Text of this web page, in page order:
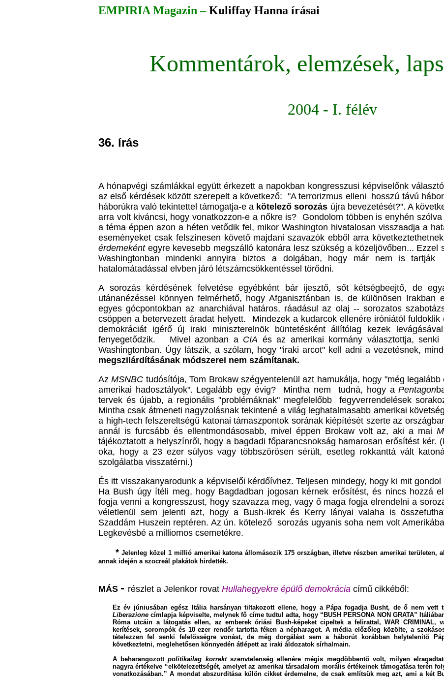
EMPIRIA Magazin –Kuliffay Hanna írásai
Kommentárok, elemzések,
2004 - I. félév
36. írás
A hónapvégi számlákkal együtt érkezett a napokban kongresszusi képviselőnk
az első kérdések között szerepelt a következő: "A terrorizmus elleni hosszú távú
háborúkra való tekintettel támogatja-e a kötelező sorozás újra bevezetését?". A
arra volt kiváncsi, hogy vonatkozzon-e a nőkre is? Gondolom többen is enyhén
a téma éppen azon a héten vetődik fel, mikor Washington hivatalosan visszaadja a
eseményeket csak felszínesen követő majdani szavazók ebből arra
érdemekéntegyre kevesebb megszálló katonára lesz szükség a közeljövőben... Ezzel
Washingtonban mindenki annyira biztos a dolgában, hogy már nem is
hatalomátadással elvben járó létszámcsökkentéssel törődni.
A sorozás kérdésének felvetése egyébként bár ijesztő, sőt kétségbeejtő, de
utánanézéssel könnyen felmérhető, hogy Afganisztánban is, de különösen Irakban
egyes gócpontokban az anarchiával határos, ráadásul az olaj -- sorozatos
csöppen a betervezett áradat helyett. Mindezek a kudarcok ellenére iróniától
demokráciát igérő új iraki miniszterelnök büntetésként állítólag kezek
fenyegetődzik. Mivel azonban a CIA és az amerikai kormány választottja,
Washingtonban. Úgy látszik, a szólam, hogy "iraki arcot" kell adni a vezetésnek,
megszilárdításának módszerei nem számítanak.
AzMSNBC tudósítója, Tom Brokaw szégyentelenül azt hamukálja, hogy "még
amerikai hadosztályok". Legalább egy évig? Mintha nem tudná, hogy aPentagon
tervek és újabb, a regionális "problémáknak" megfelelőbb fegyverrendelések
Mintha csak átmeneti nagyzolásnak tekintené a világ leghatalmasabb amerikai
a high-tech felszereltségű katonai támaszpontok sorának kiépítését szerte az
annál is furcsább és ellentmondásosabb, mivel éppen Brokaw volt az, aki a mai
tájékoztatott a helyszínről, hogy a bagdadi főparancsnokság hamarosan erősítést kér.
oka, hogy a 23 ezer súlyos vagy többszörösen sérült, esetleg rokkanttá vált
szolgálatba visszatérni.)
És itt visszakanyarodunk a képviselői kérdőívhez. Teljesen mindegy, hogy ki mit
Ha Bush úgy ítéli meg, hogy Bagdadban jogosan kérnek erősítést, és nincs hozzá
fogja venni a kongresszust, hogy szavazza meg, vagy ő maga fogja elrendelni a
véletlenül sem jelenti azt, hogy a Bush-ikrek és Kerry lányai valaha is
Szaddám Huszein reptéren. Az ún. kötelező sorozás ugyanis soha nem volt
Legkevésbé a milliomos csemetékre.
*Jelenleg közel 1 millió amerikai katona állomásozik 175 országban, illetve részben amerikai területen,
annak idején a szocreál plakátok hirdették.
MÁS - részlet a Jelenkor rovat Hullahegyekre épülő demokrácia című cikkéből:
Ez év júniusában egész Itália harsányan tiltakozott ellene, hogy a Pápa fogadja Busht, de ő nem vett
Liberazionecímlapja képviselte, melynek fő címe tudtul adta, hogy “BUSH PERSONA NON GRATA”
Róma utcáin a látogatás ellen, az emberek óriási Bush-képeket cipeltek a felirattal, WAR CRIMINAL,
kerítések, sorompók és 10ezer rendőr tartotta féken a népharagot. A média előzőleg közölte, a
tételezzen fel senki felelősségre vonást, de még dorgálást sem a háborút korábban helytelenítő
következtetni, meglehetősen könnyedén átlépett az iraki áldozatok sírhalmain.
A beharangozottpolitikailag korrekt szenvtelenség ellenére mégis megdöbbentő volt, milyen
nagyra értékelve “elkötelezettségét, amelyet az amerikai társadalom morális értékeinek támogatása terén
vonatkozásában.” A mondat abszurditása külön cikket érdemelne, de csak említsük meg azt, ami a két